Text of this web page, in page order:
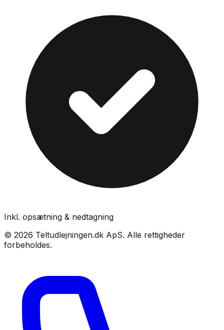
Inkl. opsætning & nedtagning
© 2026 Teltudlejningen.dk ApS. Alle rettigheder
forbeholdes.